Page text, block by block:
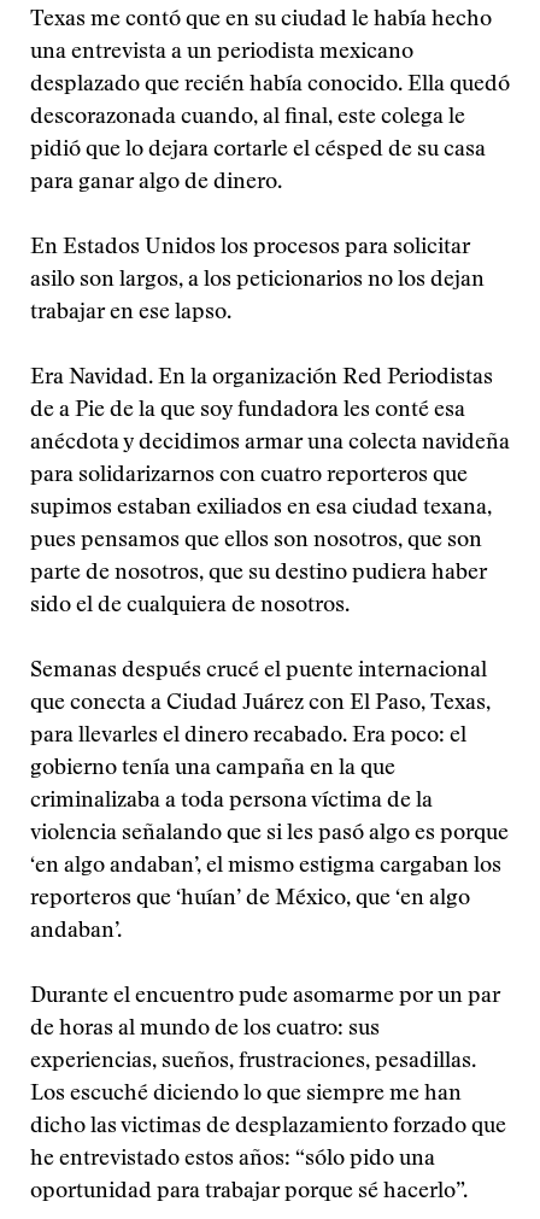
Texas me contó que en su ciudad le había hecho
una entrevista a un periodista mexicano
desplazado que recién había conocido. Ella quedó
descorazonada cuando, al final, este colega le
pidió que lo dejara cortarle el césped de su casa
para ganar algo de dinero.
En Estados Unidos los procesos para solicitar
asilo son largos, a los peticionarios no los dejan
trabajar en ese lapso.
Era Navidad. En la organización Red Periodistas
de a Pie de la que soy fundadora les conté esa
anécdota y decidimos armar una colecta navideña
para solidarizarnos con cuatro reporteros que
supimos estaban exiliados en esa ciudad texana,
pues pensamos que ellos son nosotros, que son
parte de nosotros, que su destino pudiera haber
sido el de cualquiera de nosotros.
Semanas después crucé el puente internacional
que conecta a Ciudad Juárez con El Paso, Texas,
para llevarles el dinero recabado. Era poco: el
gobierno tenía una campaña en la que
criminalizaba a toda persona víctima de la
violencia señalando que si les pasó algo es porque
‘en algo andaban’, el mismo estigma cargaban los
reporteros que ‘huían’ de México, que ‘en algo
andaban’.
Durante el encuentro pude asomarme por un par
de horas al mundo de los cuatro: sus
experiencias, sueños, frustraciones, pesadillas.
Los escuché diciendo lo que siempre me han
dicho las victimas de desplazamiento forzado que
he entrevistado estos años: “sólo pido una
oportunidad para trabajar porque sé hacerlo”.